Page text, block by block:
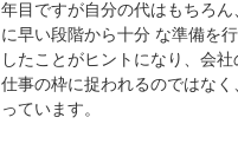
年目ですが自分の代はもちろ
に早い段階から十分 な準備を
したことがヒントになり、会
仕事の枠に捉われるのではな
っています。